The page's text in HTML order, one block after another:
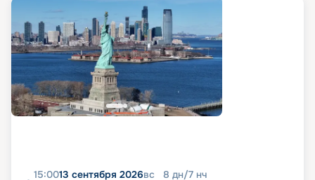
15:0013 сентября 2026вс 8 дн/7 нч